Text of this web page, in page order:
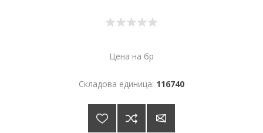
Цена на бр
Складова единица: 116740